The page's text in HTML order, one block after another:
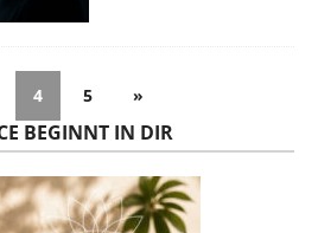
4 5 »
BEGINNT IN DIR